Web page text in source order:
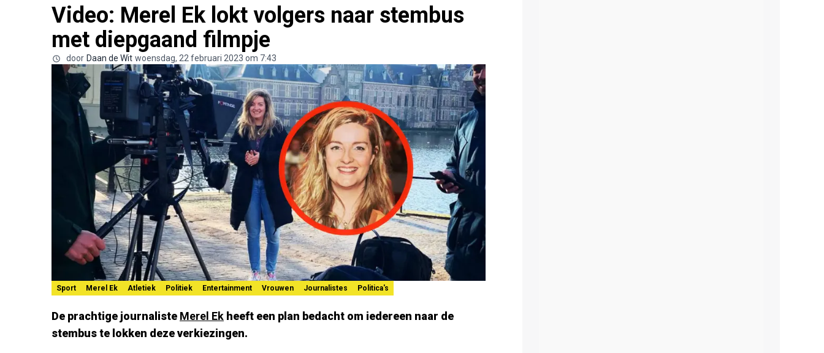
Video: Merel Ek lokt volgers naar stembus
met diepgaand filmpje
door Daan de Wit woensdag, 22 februari 2023 om 7:43
Sport Merel Ek Atletiek Politiek Entertainment Vrouwen Journalistes Politica's
De prachtige journaliste Merel Ek heeft een plan bedacht om iedereen naar de
stembus te lokken deze verkiezingen.